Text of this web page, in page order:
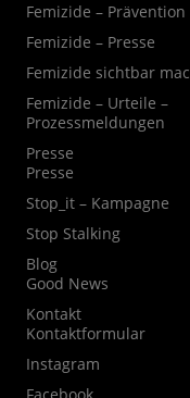
Femizide – Prävention
Femizide – Presse
Femizide sichtbar
Femizide – Urteile –
Prozessmeldungen
Presse
Presse
Stop_it – Kampagne
Stop Stalking
Blog
Good News
Kontakt
Kontaktformular
Instagram